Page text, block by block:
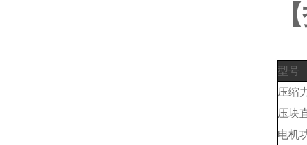
型号
压缩
压块
电机